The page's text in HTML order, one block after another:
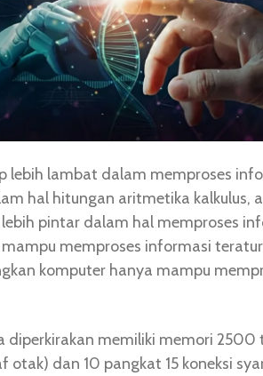
lebih lambat dalam memproses
hal hitungan aritmetika kalkulus,
pintar dalam hal memproses
memproses informasi
komputer hanya mampu
diperkirakan memiliki memori 2500
otak) dan 10 pangkat 15 koneksi